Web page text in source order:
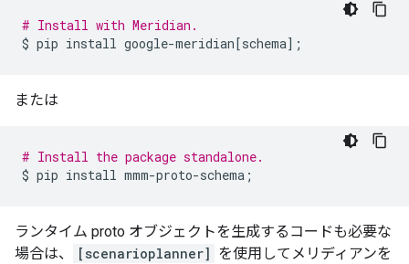
# Install with Meridian.
$ pip install google-meridian[schema] ;
または
# Install the package standalone.
$ pip install mmm-proto-schema ;
ランタイム proto オブジェクトを生成するコードも必要な
場合は、
[scenarioplanner] を使用してメリディアンを